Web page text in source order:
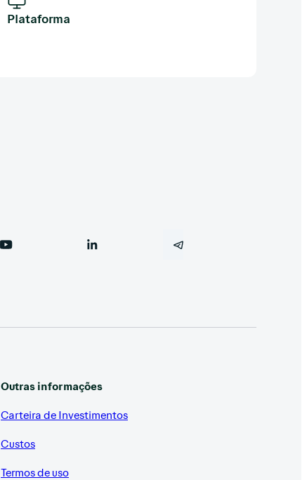
Plataforma
Outras informações
Carteira de Investimentos
Custos
Termos de uso